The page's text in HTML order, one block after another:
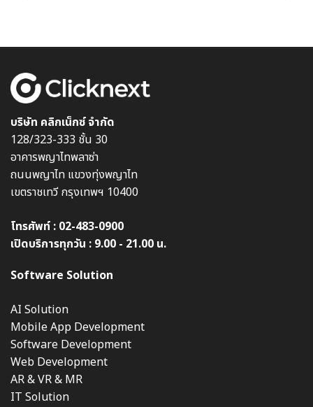
บริษัท คลิกเน็กซ์ จำกัด
128/323-333 ชั้น 30
อาคารพญาไทพลาซ่า
ถนนพญาไท แขวงทุ่งพญาไท
เขตราชเทวี กรุงเทพฯ 10400
โทรศัพท์ : 02-483-0900
เปิดบริการทุกวัน : 9.00 - 21.00 น.
Software Solution
AI Solution
Mobile App Development
Software Development
Web Development
AR & VR & MR
IT Solution